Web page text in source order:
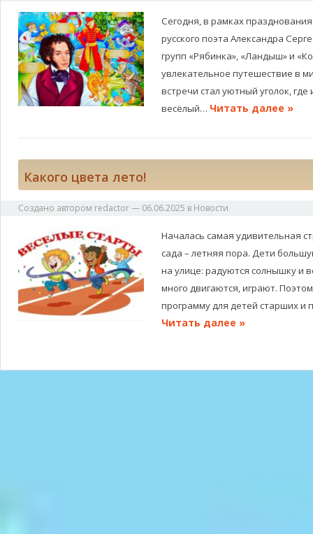
Сегодня, в рамках
русского поэта Александра
групп «Рябинка», «Ландыш» и
увлекательное путешествие в
встречи стал уютный уголок,
весёлый… Читать далее »
Какого цвета лето!
Создано автором redactor— 06.06.2025 в Новости
Началась самая удивительная
сада – летняя пора. Дети
на улице: радуются солнышку и
много двигаются, играют.
программу для детей старших и
Читать далее »